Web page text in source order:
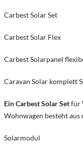
Carbest Solar Set
Carbest Solar Flex
Carbest Solarpanel
Caravan Solar komplett
Ein Carbest Solar Setfür
Wohnwagen besteht
Solarmodul